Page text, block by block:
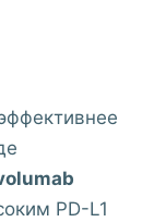
PD-L1